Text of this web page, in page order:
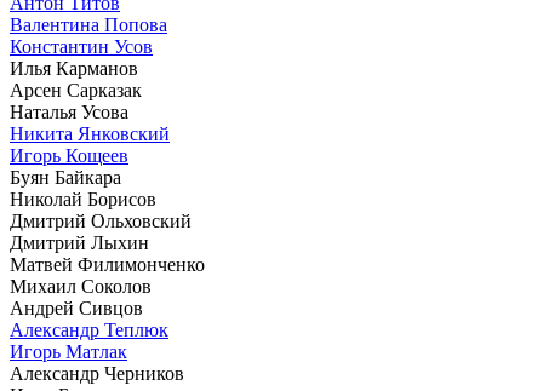
Валентина Попова
Константин Усов
Илья Карманов
Арсен Сарказак
Наталья Усова
Никита Янковский
Игорь Кощеев
Буян Байкара
Николай Борисов
Дмитрий Ольховский
Дмитрий Лыхин
Матвей Филимонченко
Михаил Соколов
Андрей Сивцов
Александр Теплюк
Игорь Матлак
Александр Черников